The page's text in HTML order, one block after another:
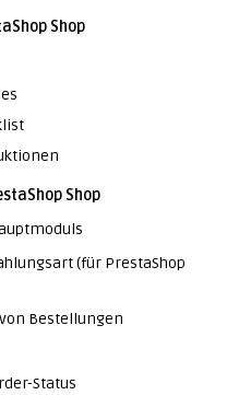
Shop
Shop
(für PrestaShop
Bestellungen
Status